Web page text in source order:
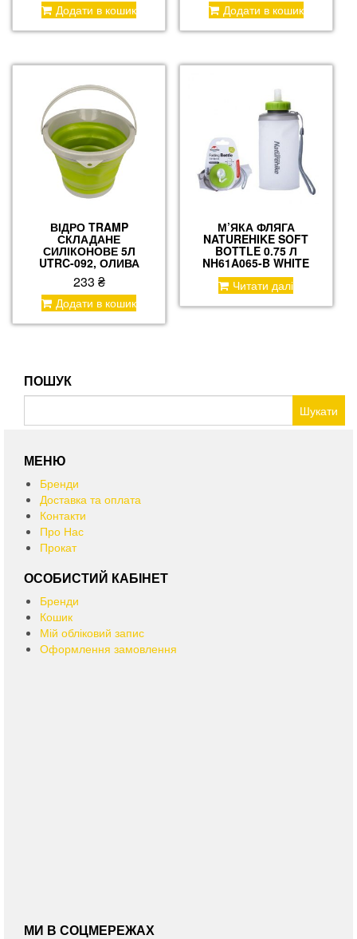
Додати в кошик Додати в кошик
ВІДРО TRAMP
СКЛАДАНЕ
СИЛІКОНОВЕ 5Л
UTRC-092, ОЛИВА
233 ₴
Додати в кошик
М’ЯКА ФЛЯГА
NATUREHIKE SOFT
BOTTLE 0.75 Л
NH61A065-B WHITE
Читати далі
ПОШУК
МЕНЮ
Бренди
Доставка та оплата
Контакти
Про Нас
Прокат
ОСОБИСТИЙ КАБІНЕТ
Бренди
Кошик
Мій обліковий запис
Оформлення замовлення
МИ В СОЦМЕРЕЖАХ